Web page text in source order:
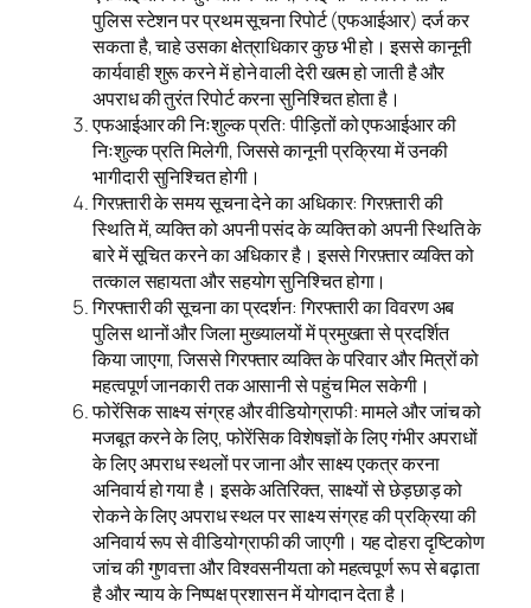
पुलिस स्टेशन पर प्रथम सूचना रिपोर्ट (एफआईआर) दर्ज कर
सकता है, चाहे उसका क्षेत्राधिकार कुछ भी हो। इससे कानूनी
कार्यवाही शुरू करने में होने वाली देरी खत्म हो जाती है और
अपराध की तुरंत रिपोर्ट करना सुनिश्चित होता है।
एफआईआर की निःशुल्क प्रति: पीड़ितों को एफआईआर की
निःशुल्क प्रति मिलेगी, जिससे कानूनी प्रक्रिया में उनकी
भागीदारी सुनिश्चित होगी।
गिरफ़्तारी के समय सूचना देने का अधिकार: गिरफ़्तारी की
स्थिति में, व्यक्ति को अपनी पसंद के व्यक्ति को अपनी स्थिति के
बारे में सूचित करने का अधिकार है। इससे गिरफ़्तार व्यक्ति को
तत्काल सहायता और सहयोग सुनिश्चित होगा।
गिरफ्तारी की सूचना का प्रदर्शन: गिरफ्तारी का विवरण अब
पुलिस थानों और जिला मुख्यालयों में प्रमुखता से प्रदर्शित
किया जाएगा, जिससे गिरफ्तार व्यक्ति के परिवार और मित्रों को
महत्वपूर्ण जानकारी तक आसानी से पहुंच मिल सकेगी।
फोरेंसिक साक्ष्य संग्रह और वीडियोग्राफी: मामले और जांच को
मजबूत करने के लिए, फोरेंसिक विशेषज्ञों के लिए गंभीर अपराधों
के लिए अपराध स्थलों पर जाना और साक्ष्य एकत्र करना
अनिवार्य हो गया है। इसके अतिरिक्त, साक्ष्यों से छेड़छाड़ को
रोकने के लिए अपराध स्थल पर साक्ष्य संग्रह की प्रक्रिया की
अनिवार्य रूप से वीडियोग्राफी की जाएगी। यह दोहरा दृष्टिकोण
जांच की गुणवत्ता और विश्वसनीयता को महत्वपूर्ण रूप से बढ़ाता
है और न्याय के निष्पक्ष प्रशासन में योगदान देता है।